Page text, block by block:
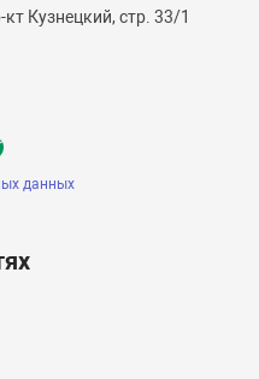
Кузнецкий, стр. 33/1
данных